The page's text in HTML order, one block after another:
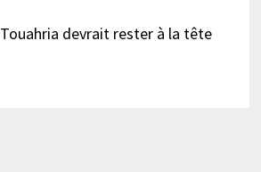
Touahria devrait rester à la tête